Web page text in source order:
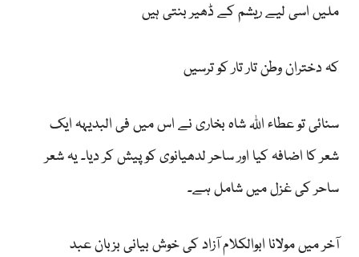
ملیں اسی لیے ریشم کے ڈھیر بنتی ہیں
کہ دختران وطن تار تار کو ترسیں
سنائی تو عطاء اللہ شاہ بخاری نے اس میں فی البدیہہ ایک
شعر کا اضافہ کیا اور ساحر لدھیانوی کو پیش کر دیا۔ یہ شعر
ساحر کی غزل میں شامل ہے۔
آخر میں مولانا ابوالکلام آزاد کی خوش بیانی بزبان عبد